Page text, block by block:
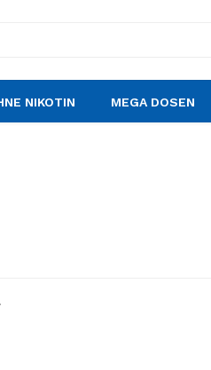
NIKOTIN MEGA DOSEN